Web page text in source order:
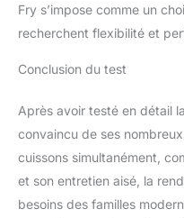
Fry s’impose comme un
recherchent flexibilité et
Conclusion du test
Après avoir testé en détail
convaincu de ses
cuissons simultanément,
et son entretien aisé, la
besoins des familles